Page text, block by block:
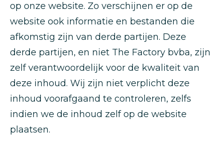
op onze website. Zo verschijnen er op de
website ook informatie en bestanden die
afkomstig zijn van derde partijen. Deze
derde partijen, en niet The Factory bvba, zijn
zelf verantwoordelijk voor de kwaliteit van
deze inhoud. Wij zijn niet verplicht deze
inhoud voorafgaand te controleren, zelfs
indien we de inhoud zelf op de website
plaatsen.